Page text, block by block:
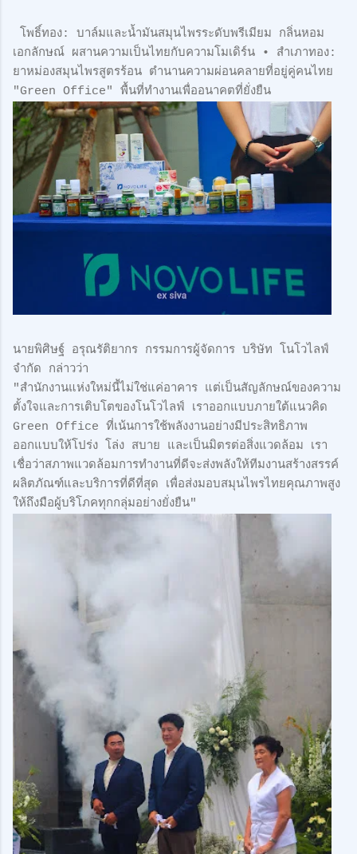
โพธิ์ทอง: บาล์มและน้ำมันสมุนไพรระดับพรีเมียม กลิ่นหอม
เอกลักษณ์ ผสานความเป็นไทยกับความโมเดิร์น • สำเภาทอง:
ยาหม่องสมุนไพรสูตรร้อน ตำนานความผ่อนคลายที่อยู่คู่คนไทย
"Green Office" พื้นที่ทำงานเพื่ออนาคตที่ยั่งยืน
นายพิศิษฐ์ อรุณรัติยากร กรรมการผู้จัดการ บริษัท โนโวไลฟ์
จำกัด กล่าวว่า
"สำนักงานแห่งใหม่นี้ไม่ใช่แค่อาคาร แต่เป็นสัญลักษณ์ของความ
ตั้งใจและการเติบโตของโนโวไลฟ์ เราออกแบบภายใต้แนวคิด
Green Office ที่เน้นการใช้พลังงานอย่างมีประสิทธิภาพ
ออกแบบให้โปร่ง โล่ง สบาย และเป็นมิตรต่อสิ่งแวดล้อม เรา
เชื่อว่าสภาพแวดล้อมการทำงานที่ดีจะส่งพลังให้ทีมงานสร้างสรรค์
ผลิตภัณฑ์และบริการที่ดีที่สุด เพื่อส่งมอบสมุนไพรไทยคุณภาพสูง
ให้ถึงมือผู้บริโภคทุกกลุ่มอย่างยั่งยืน"